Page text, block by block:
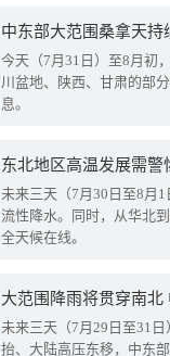
中东部大范围桑拿天
今天（7月31日）至8月初
川盆地、陕西、甘肃的部
息。
东北地区高温发展需
未来三天（7月30日至8月
流性降水。同时，从华北
全天候在线。
大范围降雨将贯穿南
未来三天（7月29日至31
抬、大陆高压东移，中东